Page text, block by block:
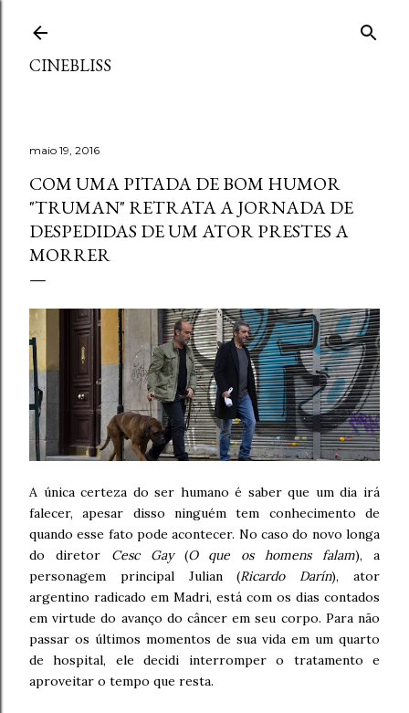
CINEBLISS
maio 19, 2016
COM UMA PITADA DE BOM HUMOR
"TRUMAN" RETRATA A JORNADA DE
DESPEDIDAS DE UM ATOR PRESTES A
MORRER
A única certeza do ser humano é saber que um dia irá
falecer, apesar disso ninguém tem conhecimento de
quando esse fato pode acontecer. No caso do novo longa
do diretor Cesc Gay(O que os homens falam), a
personagem principal Julian (Ricardo Darín), ator
argentino radicado em Madri, está com os dias contados
em virtude do avanço do câncer em seu corpo. Para não
passar os últimos momentos de sua vida em um quarto
de hospital, ele decidi interromper o tratamento e
aproveitar o tempo que resta.